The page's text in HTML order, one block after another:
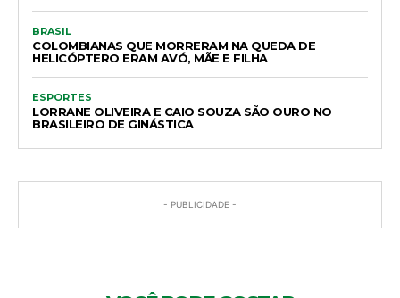
BRASIL
COLOMBIANAS QUE MORRERAM NA QUEDA DE
HELICÓPTERO ERAM AVÓ, MÃE E FILHA
ESPORTES
LORRANE OLIVEIRA E CAIO SOUZA SÃO OURO NO
BRASILEIRO DE GINÁSTICA
- PUBLICIDADE -